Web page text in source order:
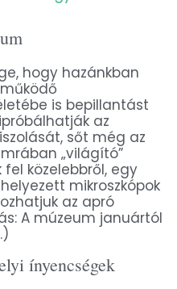
hogy hazánkban
is bepillantást
az
sőt még az
„világító”
közelebbről, egy
mikroszkópok
az apró
A múzeum januártól
ínyencségek